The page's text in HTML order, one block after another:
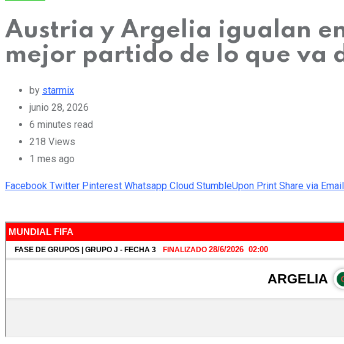
Austria y Argelia igualan
mejor partido de lo que va
by starmix
junio 28, 2026
6 minutes read
218 Views
1 mes ago
Facebook Twitter Pinterest Whatsapp Cloud StumbleUpon Print Share via Email